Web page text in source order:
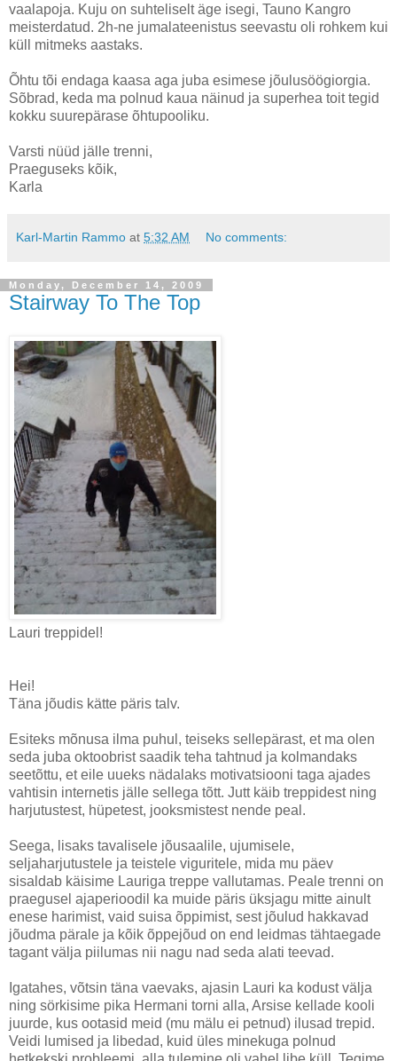
vaalapoja. Kuju on suhteliselt äge isegi, Tauno Kangro
meisterdatud. 2h-ne jumalateenistus seevastu oli rohkem kui
küll mitmeks aastaks.
Õhtu tõi endaga kaasa aga juba esimese jõulusöögiorgia.
Sõbrad, keda ma polnud kaua näinud ja superhea toit tegid
kokku suurepärase õhtupooliku.
Varsti nüüd jälle trenni,
Praeguseks kõik,
Karla
Karl-Martin Rammo at 5:32 AM No comments:
Monday, December 14, 2009
Stairway To The Top
Lauri treppidel!
Hei!
Täna jõudis kätte päris talv.
Esiteks mõnusa ilma puhul, teiseks sellepärast, et ma olen
seda juba oktoobrist saadik teha tahtnud ja kolmandaks
seetõttu, et eile uueks nädalaks motivatsiooni taga ajades
vahtisin internetis jälle sellega tõtt. Jutt käib treppidest ning
harjutustest, hüpetest, jooksmistest nende peal.
Seega, lisaks tavalisele jõusaalile, ujumisele,
seljaharjutustele ja teistele viguritele, mida mu päev
sisaldab käisime Lauriga treppe vallutamas. Peale trenni on
praegusel ajaperioodil ka muide päris üksjagu mitte ainult
enese harimist, vaid suisa õppimist, sest jõulud hakkavad
jõudma pärale ja kõik õppejõud on end leidmas tähtaegade
tagant välja piilumas nii nagu nad seda alati teevad.
Igatahes, võtsin täna vaevaks, ajasin Lauri ka kodust välja
ning sörkisime pika Hermani torni alla, Arsise kellade kooli
juurde, kus ootasid meid (mu mälu ei petnud) ilusad trepid.
Veidi lumised ja libedad, kuid üles minekuga polnud